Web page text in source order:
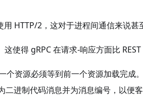
HTTP/2，这对于进程间通信来说甚
使得 gRPC 在请求-响应方面比 REST
个资源必须等到前一个资源加载完成
二进制代码消息并为消息编号，以便